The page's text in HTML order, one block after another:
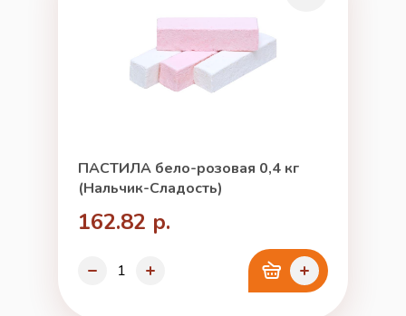
ПАСТИЛА бело-розовая 0,4 кг
(Нальчик-Сладость)
162.82 р.